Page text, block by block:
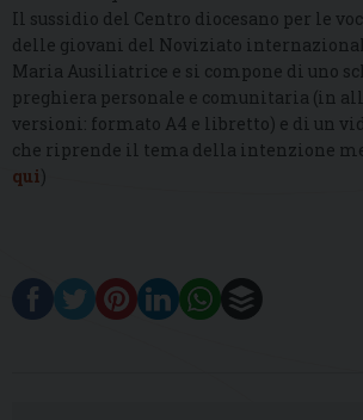
Il sussidio del Centro diocesano per le
delle giovani del Noviziato
Maria Ausiliatrice e si compone di uno
preghiera personale e comunitaria (in
versioni: formato A4 e libretto) e di un
che riprende il tema della intenzione
qui)